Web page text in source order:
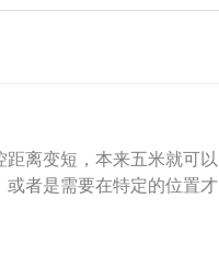
离变短，本来五米就可以
者是需要在特定的位置才
： 第一种原因，遥控钥匙
但是不代表钥匙电池电量